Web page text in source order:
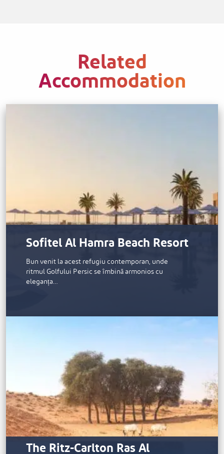
Related
Accommodation
Sofitel Al Hamra Beach Resort
Bun venit la acest refugiu contemporan, unde
ritmul Golfului Persic se îmbină armonios cu
eleganța…
The Ritz-Carlton Ras Al